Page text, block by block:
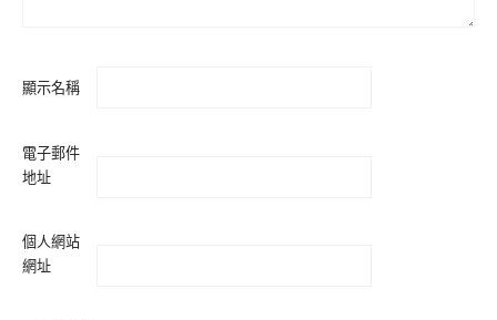
顯示名稱
電子郵件
地址
個人網站
網址